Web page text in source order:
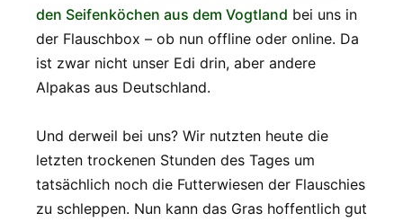
den Seifenköchen aus dem Vogtland bei uns in
der Flauschbox – ob nun offline oder online. Da
ist zwar nicht unser Edi drin, aber andere
Alpakas aus Deutschland.
Und derweil bei uns? Wir nutzten heute die
letzten trockenen Stunden des Tages um
tatsächlich noch die Futterwiesen der Flauschies
zu schleppen. Nun kann das Gras hoffentlich gut